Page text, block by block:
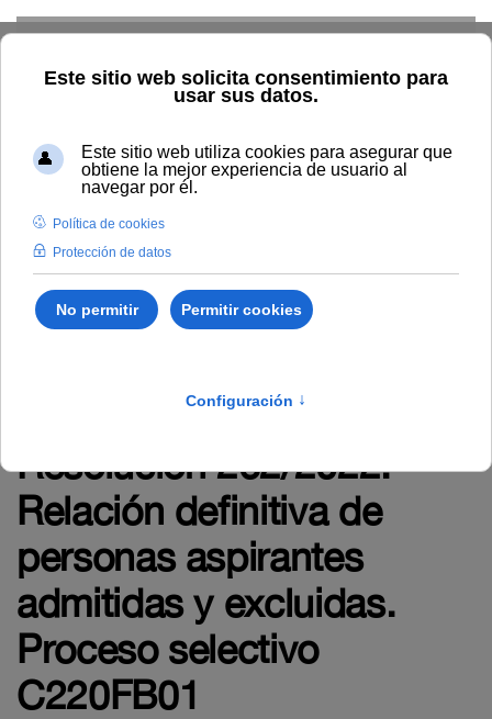
TIC G. Económica RRHH Audiovisuales Comunicación
Control Interno
Resolución 262/2022:
Relación definitiva de
personas aspirantes
admitidas y excluidas.
Proceso selectivo
C220FB01